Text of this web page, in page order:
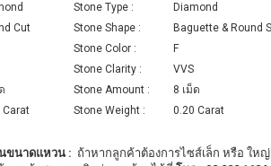
Stone Type :
Diamond
Cut Stone Shape :
Baguette & Round
Stone Color :
F
Stone Clarity :
VVS
Stone Amount :
8 เม็ด
Carat Stone Weight : 0.20 Carat
นขนาดแหวน : ถ้าหากลูกค้าต้องการไซส์เล็ก หรือ ให